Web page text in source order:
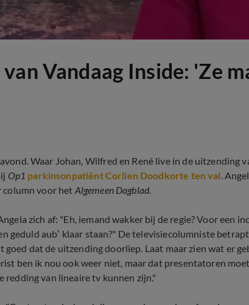
Vandaag Inside: 'Ze
Waar Johan, Wilfred en René live in de uitzending
Op1 parkinsonpatiënt Corlien Doodkorte ten val.
column voor het Algemeen Dagblad.
zich af: "Eh, iemand wakker bij de regie? Voor een
geduld aub’ klaar staan?" De televisiecolumniste
dat de uitzending doorliep. Laat maar zien wat er
ben ik nou ook weer niet, maar dat presentatoren
redding van lineaire tv kunnen zijn."